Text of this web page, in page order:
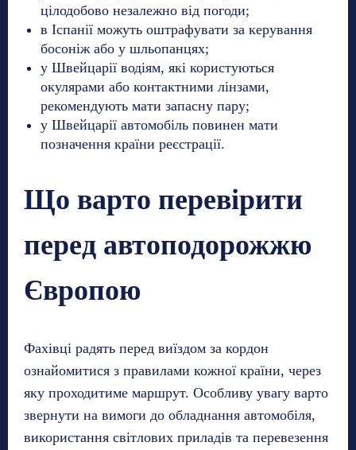
цілодобово незалежно від погоди;
в Іспанії можуть оштрафувати за керування
босоніж або у шльопанцях;
у Швейцарії водіям, які користуються
окулярами або контактними лінзами,
рекомендують мати запасну пару;
у Швейцарії автомобіль повинен мати
позначення країни реєстрації.
Що варто перевірити
перед автоподорожжю
Європою
Фахівці радять перед виїздом за кордон
ознайомитися з правилами кожної країни, через
яку проходитиме маршрут. Особливу увагу варто
звернути на вимоги до обладнання автомобіля,
використання світлових приладів та перевезення